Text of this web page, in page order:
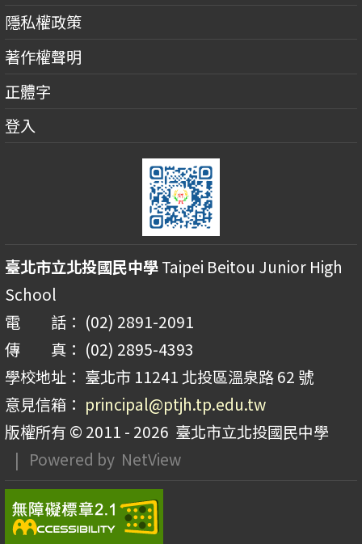
隱私權政策
著作權聲明
正體字
登入
臺北市立北投國民中學Taipei Beitou Junior High
School
電 話： (02) 2891-2091
傳 真： (02) 2895-4393
學校地址： 臺北市 11241 北投區溫泉路 62 號
意見信箱： principal@ptjh.tp.edu.tw
版權所有 © 2011 - 2026 臺北市立北投國民中學
| Powered by NetView